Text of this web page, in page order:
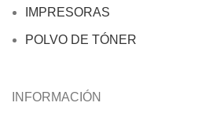
IMPRESORAS
POLVO DE TÓNER
INFORMACIÓN